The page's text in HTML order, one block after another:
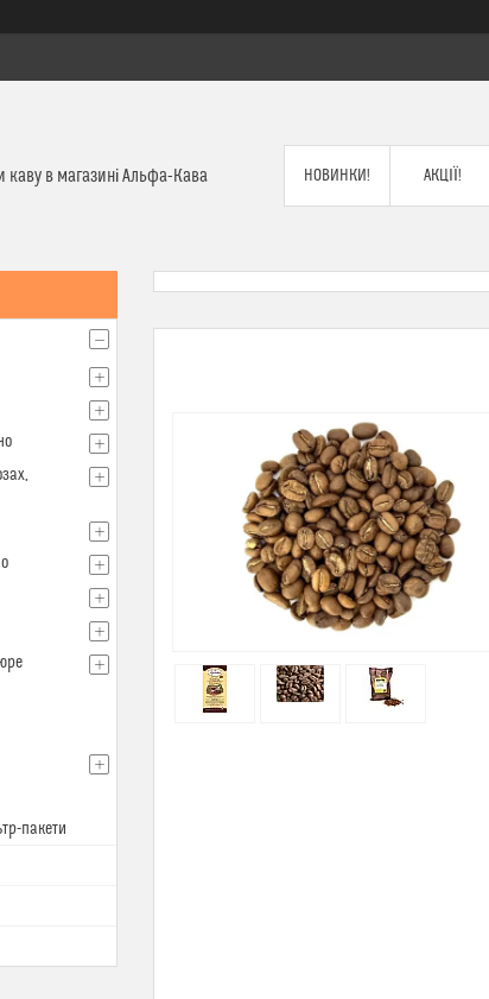
каву в магазині Альфа-Кава НОВИНКИ! АКЦІЇ!
пакети